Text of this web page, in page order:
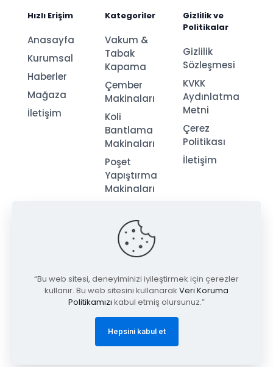
Hızlı Erişim
Anasayfa
Kurumsal
Haberler
Mağaza
İletişim
Kategoriler
Vakum &
Tabak
Kapama
Çember
Makinaları
Koli
Bantlama
Makinaları
Poşet
Yapıştırma
Makinaları
Makinaları
Gizlilik ve
Politikalar
Gizlilik
Sözleşmesi
KVKK
Aydınlatma
Metni
Çerez
Politikası
İletişim
Tugay Ambalaj| Tüm Hakları Saklıdır.
“Bu web sitesi, deneyiminizi iyileştirmek için çerezler
kullanır. Bu web sitesini kullanarak Veri Koruma
Politikamızı kabul etmiş olursunuz.”
Hepsini kabul et